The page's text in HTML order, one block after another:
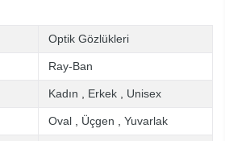
Optik Gözlükleri
Ray-Ban
Kadın Erkek Unisex
Oval Üçgen Yuvarlak